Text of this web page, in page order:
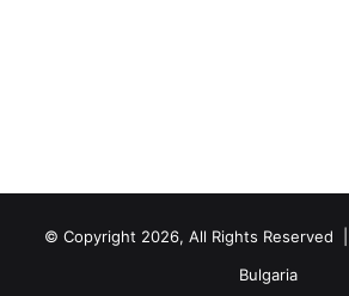
© Copyright 2026, All Rights Reserved |
Bulgaria